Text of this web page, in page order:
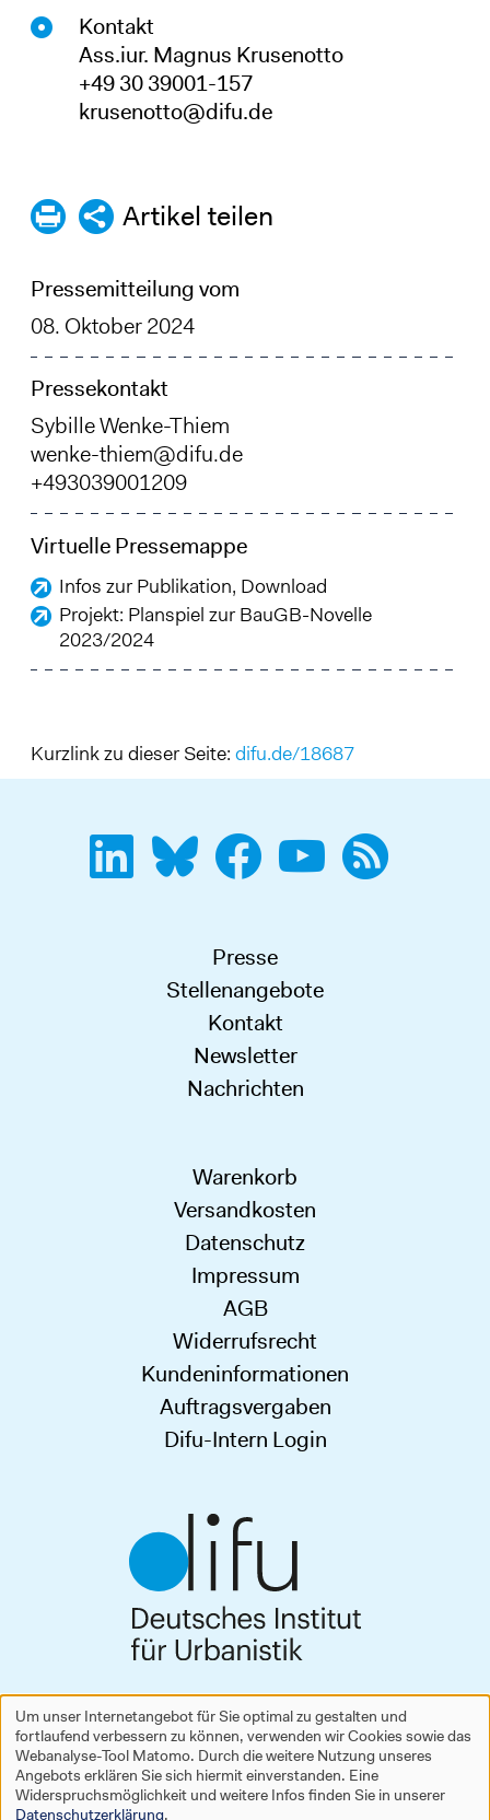
Kontakt
Ass.iur. Magnus Krusenotto
+49 30 39001-157
krusenotto@difu.de
Artikel teilen
Pressemitteilung vom
08. Oktober 2024
Pressekontakt
Sybille Wenke-Thiem
wenke-thiem@difu.de
+493039001209
Virtuelle Pressemappe
Infos zur Publikation, Download
Projekt: Planspiel zur BauGB-Novelle
2023/2024
Kurzlink zu dieser Seite: difu.de/18687
Presse
Stellenangebote
Kontakt
Newsletter
Nachrichten
Warenkorb
Versandkosten
Datenschutz
Impressum
AGB
Widerrufsrecht
Kundeninformationen
Auftragsvergaben
Difu-Intern Login
Deutsches Institut für Urbanistik gGmbH
Zimmerstraße 13–15
10969 Berlin
Tel. +49 30 39001-0
difu@difu.de
Verwendung
personenbezogener
Um unser Internetangebot für Sie optimal zu gestalten und
fortlaufend verbessern zu können, verwenden wir Cookies sowie das
Webanalyse-Tool Matomo. Durch die weitere Nutzung unseres
Angebots erklären Sie sich hiermit einverstanden. Eine
Widerspruchsmöglichkeit und weitere Infos finden Sie in unserer
Datenschutzerklärung.